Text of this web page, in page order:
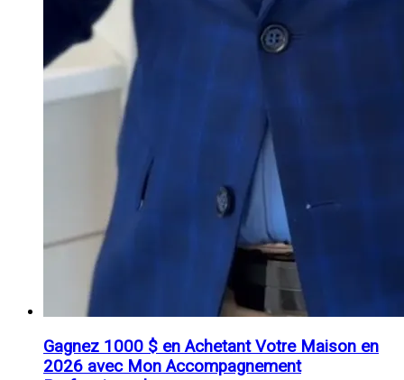
Gagnez 1000 $ en Achetant Votre Maison en
2026 avec Mon Accompagnement